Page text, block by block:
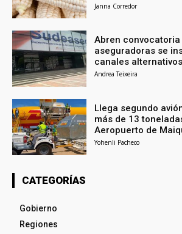
Janna Corredor
Abren convocatoria
aseguradoras se
canales
Andrea Teixeira
Llega segundo
más de 13
Aeropuerto de
Yohenli Pacheco
CATEGORÍAS
Gobierno
Regiones